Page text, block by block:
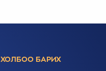
ХОЛБОО БАРИХ